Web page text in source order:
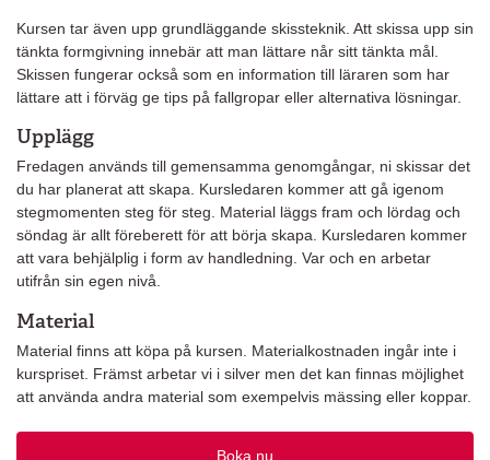
Kursen tar även upp grundläggande skissteknik. Att skissa upp sin
tänkta formgivning innebär att man lättare når sitt tänkta mål.
Skissen fungerar också som en information till läraren som har
lättare att i förväg ge tips på fallgropar eller alternativa lösningar.
Upplägg
Fredagen används till gemensamma genomgångar, ni skissar det
du har planerat att skapa. Kursledaren kommer att gå igenom
stegmomenten steg för steg. Material läggs fram och lördag och
söndag är allt föreberett för att börja skapa. Kursledaren kommer
att vara behjälplig i form av handledning. Var och en arbetar
utifrån sin egen nivå.
Material
Material finns att köpa på kursen. Materialkostnaden ingår inte i
kurspriset. Främst arbetar vi i silver men det kan finnas möjlighet
att använda andra material som exempelvis mässing eller koppar.
Boka nu